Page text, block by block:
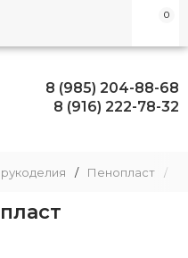
0
8 (985) 204-88-68
8 (916) 222-78-32
/ Пенопласт /